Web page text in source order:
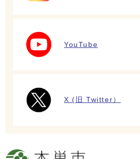
YouTube
X (旧 Twitter）